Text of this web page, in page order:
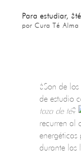
Para estudiar,
por Cura Té Alma
¿Son de
de estudio
taza de té?
recurren al
energéticas
durante las